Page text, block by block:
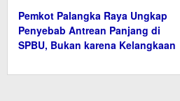
Pemkot Palangka Raya Ungkap
Penyebab Antrean Panjang di
SPBU, Bukan karena Kelangkaan